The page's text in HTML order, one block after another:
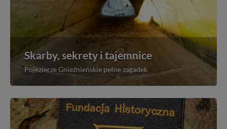
Skarby, sekrety i tajemnice
Pojezierze Gnieźnieńskie pełne zagadek